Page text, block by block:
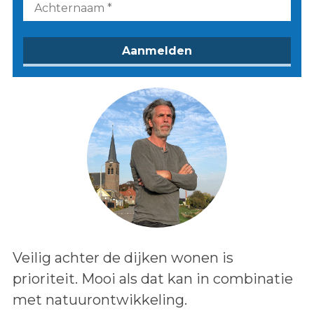
Lees het bericht:
Veilig achter de dijken wonen is
prioriteit. Mooi als dat kan in combinatie
met natuurontwikkeling.